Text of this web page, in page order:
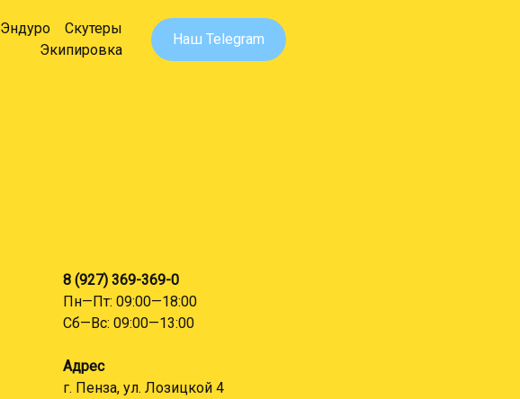
Эндуро
Скутеры
Экипировка
Наш Telegram
8 (927) 369-369-0
Пн—Пт: 09:00—18:00
Сб—Вс: 09:00—13:00
Адрес
г. Пенза, ул. Лозицкой 4